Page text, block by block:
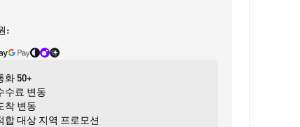
:
화 50+
수료 변동
착 변동
합 대상 지역 프로모션